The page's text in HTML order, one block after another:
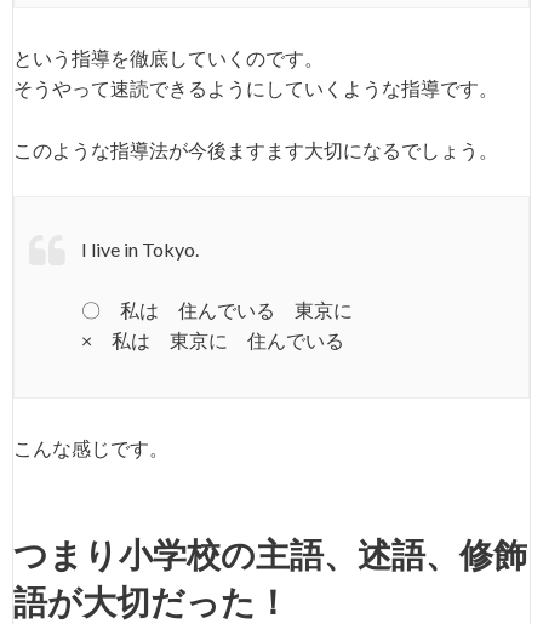
という指導を徹底していくのです。
そうやって速読できるようにしていくような指導です。
このような指導法が今後ますます大切になるでしょう。
I live in Tokyo.
〇 私は 住んでいる 東京に
× 私は 東京に 住んでいる
こんな感じです。
つまり小学校の主語、述語、修飾
語が大切だった！